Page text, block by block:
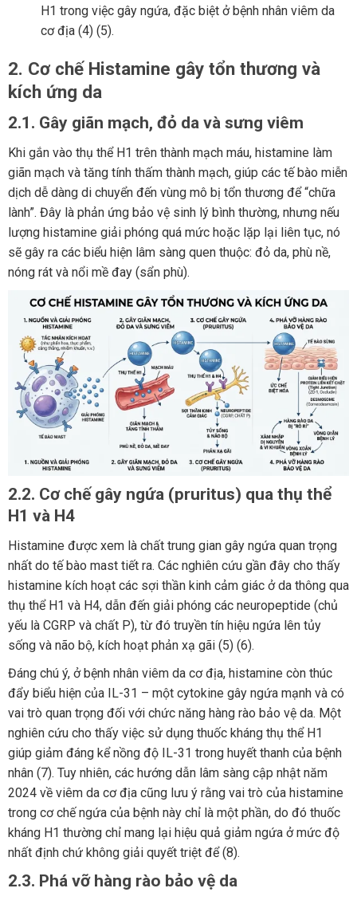
H1 trong việc gây ngứa, đặc biệt ở bệnh nhân viêm da
cơ địa (4) (5).
2. Cơ chế Histamine gây tổn thương và
kích ứng da
2.1. Gây giãn mạch, đỏ da và sưng viêm
Khi gắn vào thụ thể H1 trên thành mạch máu, histamine làm
giãn mạch và tăng tính thấm thành mạch, giúp các tế bào miễn
dịch dễ dàng di chuyển đến vùng mô bị tổn thương để “chữa
lành”. Đây là phản ứng bảo vệ sinh lý bình thường, nhưng nếu
lượng histamine giải phóng quá mức hoặc lặp lại liên tục, nó
sẽ gây ra các biểu hiện lâm sàng quen thuộc: đỏ da, phù nề,
nóng rát và nổi mề đay (sẩn phù).
2.2. Cơ chế gây ngứa (pruritus) qua thụ thể
H1 và H4
Histamine được xem là chất trung gian gây ngứa quan trọng
nhất do tế bào mast tiết ra. Các nghiên cứu gần đây cho thấy
histamine kích hoạt các sợi thần kinh cảm giác ở da thông qua
thụ thể H1 và H4, dẫn đến giải phóng các neuropeptide (chủ
yếu là CGRP và chất P), từ đó truyền tín hiệu ngứa lên tủy
sống và não bộ, kích hoạt phản xạ gãi (5) (6).
Đáng chú ý, ở bệnh nhân viêm da cơ địa, histamine còn thúc
đẩy biểu hiện của IL-31 – một cytokine gây ngứa mạnh và có
vai trò quan trọng đối với chức năng hàng rào bảo vệ da. Một
nghiên cứu cho thấy việc sử dụng thuốc kháng thụ thể H1
giúp giảm đáng kể nồng độ IL-31 trong huyết thanh của bệnh
nhân (7). Tuy nhiên, các hướng dẫn lâm sàng cập nhật năm
2024 về viêm da cơ địa cũng lưu ý rằng vai trò của histamine
trong cơ chế ngứa của bệnh này chỉ là một phần, do đó thuốc
kháng H1 thường chỉ mang lại hiệu quả giảm ngứa ở mức độ
nhất định chứ không giải quyết triệt để (8).
2.3. Phá vỡ hàng rào bảo vệ da